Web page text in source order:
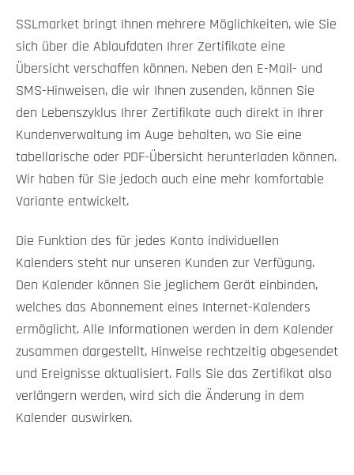
SSLmarket bringt Ihnen mehrere Möglichkeiten, wie Sie
sich über die Ablaufdaten Ihrer Zertifikate eine
Übersicht verschaffen können. Neben den E-Mail- und
SMS-Hinweisen, die wir Ihnen zusenden, können Sie
den Lebenszyklus Ihrer Zertifikate auch direkt in Ihrer
Kundenverwaltung im Auge behalten, wo Sie eine
tabellarische oder PDF-Übersicht herunterladen können.
Wir haben für Sie jedoch auch eine mehr komfortable
Variante entwickelt.
Die Funktion des für jedes Konto individuellen
Kalenders steht nur unseren Kunden zur Verfügung.
Den Kalender können Sie jeglichem Gerät einbinden,
welches das Abonnement eines Internet-Kalenders
ermöglicht. Alle Informationen werden in dem Kalender
zusammen dargestellt, Hinweise rechtzeitig abgesendet
und Ereignisse aktualisiert. Falls Sie das Zertifikat also
verlängern werden, wird sich die Änderung in dem
Kalender auswirken.